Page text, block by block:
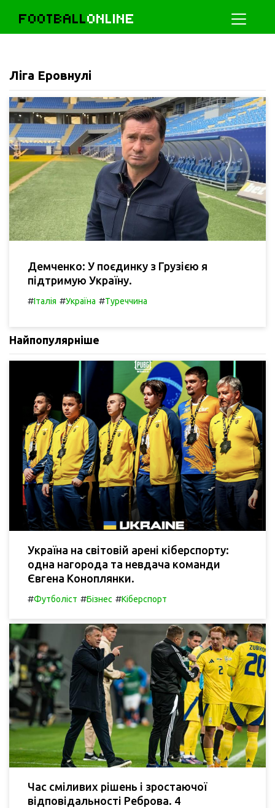
FOOTBALLONLINE
Ліга Еровнулі
Демченко: У поєдинку з Грузією я
підтримую Україну.
#Італія #Україна #Туреччина
Найпопулярніше
Україна на світовій арені кіберспорту:
одна нагорода та невдача команди
Євгена Коноплянки.
#Футболіст #Бізнес #Кіберспорт
Час сміливих рішень і зростаючої
відповідальності Реброва. 4